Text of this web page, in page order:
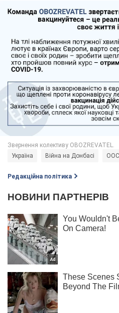
Україна Війна на Донбасі ООС
Редакційна політика